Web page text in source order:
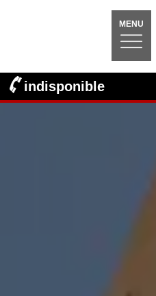
MENU
indisponible